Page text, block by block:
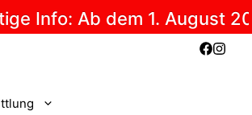
Info: Ab dem 1. August